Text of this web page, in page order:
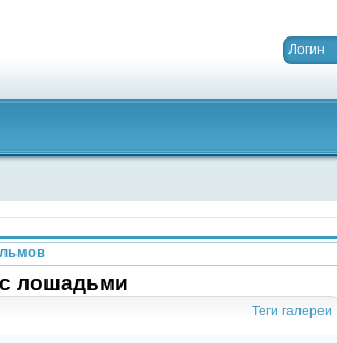
лошадьми
Теги галереи